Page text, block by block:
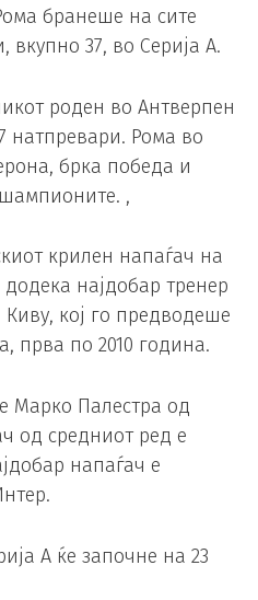
бранеше на сите
37, во Серија А.
роден во Антверпен
натпревари. Рома во
брка победа и
,
крилен напаѓач на
додека најдобар тренер
кој го предводеше
прва по 2010 година.
Марко Палестра од
од средниот ред е
напаѓач е
А ќе започне на 23